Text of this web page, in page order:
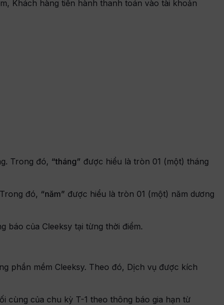
Khách hàng tiến hành thanh toán vào tài khoản
Trong đó, “tháng” được hiểu là tròn 01 (một) tháng
đó, “năm” được hiểu là tròn 01 (một) năm dương
báo của Cleeksy tại từng thời điểm.
phần mềm Cleeksy. Theo đó, Dịch vụ được kích
cùng của chu kỳ T-1 theo thông báo gia hạn từ